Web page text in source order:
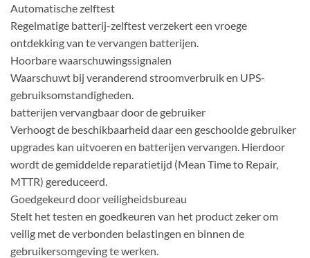
Automatische zelftest
Regelmatige batterij-zelftest verzekert een vroege
ontdekking van te vervangen batterijen.
Hoorbare waarschuwingssignalen
Waarschuwt bij veranderend stroomverbruik en UPS-
gebruiksomstandigheden.
batterijen vervangbaar door de gebruiker
Verhoogt de beschikbaarheid daar een geschoolde gebruiker
upgrades kan uitvoeren en batterijen vervangen. Hierdoor
wordt de gemiddelde reparatietijd (Mean Time to Repair,
MTTR) gereduceerd.
Goedgekeurd door veiligheidsbureau
Stelt het testen en goedkeuren van het product zeker om
veilig met de verbonden belastingen en binnen de
gebruikersomgeving te werken.